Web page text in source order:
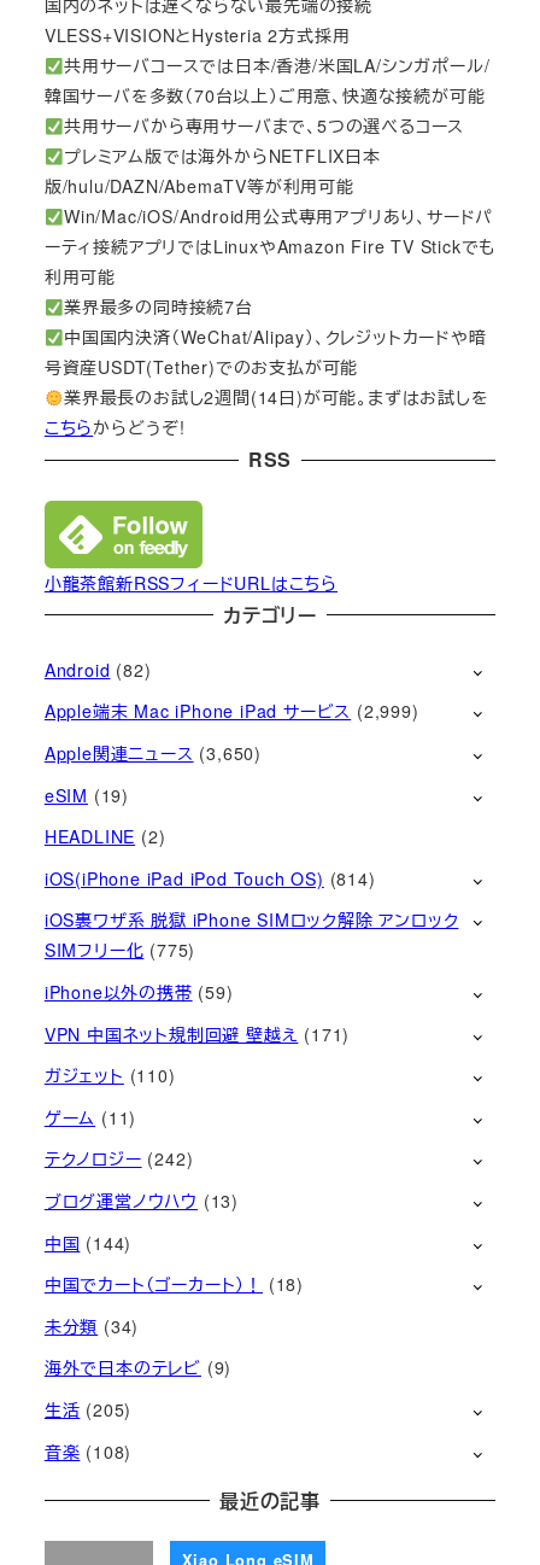
国内のネットは遅くならない最先端の接続
VLESS+VISIONとHysteria 2方式採用
共用サーバコースでは日本/香港/米国LA/シンガポール/
韓国サーバを多数（70台以上）ご用意、快適な接続が可能
共用サーバから専用サーバまで、5つの選べるコース
プレミアム版では海外からNETFLIX日本
版/hulu/DAZN/AbemaTV等が利用可能
Win/Mac/iOS/Android用公式専用アプリあり、サードパ
ーティ接続アプリではLinuxやAmazon Fire TV Stickでも
利用可能
業界最多の同時接続7台
中国国内決済（WeChat/Alipay）、クレジットカードや暗
号資産USDT(Tether)でのお支払が可能
業界最長のお試し2週間(14日)が可能。まずはお試しを
こちらからどうぞ!
RSS
小龍茶館新RSSフィードURLはこちら
カテゴリー
Android (82)
Apple端末 Mac iPhone iPad サービス (2,999)
Apple関連ニュース (3,650)
eSIM (19)
HEADLINE (2)
iOS(iPhone iPad iPod Touch OS) (814)
iOS裏ワザ系 脱獄 iPhone SIMロック解除 アンロック
SIMフリー化 (775)
iPhone以外の携帯 (59)
VPN 中国ネット規制回避 壁越え (171)
ガジェット (110)
ゲーム (11)
テクノロジー (242)
ブログ運営ノウハウ (13)
中国 (144)
中国でカート（ゴーカート）！
(18)
未分類 (34)
海外で日本のテレビ (9)
生活 (205)
音楽 (108)
最近の記事
Xiao Long eSIM